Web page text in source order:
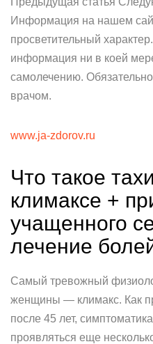
Информация на нашем
просветительный
информация ни в коей
самолечению.
врачом.
www.ja-zdorov.ru
Что такое
климаксе +
учащенного
лечение
Самый тревожный
женщины — климакс. Как
после 45 лет,
проявляться еще